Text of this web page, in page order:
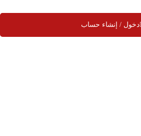
دخول / إنشاء حساب